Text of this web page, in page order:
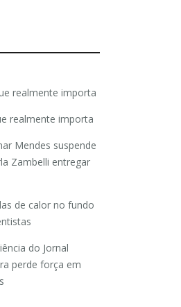
realmente importa
realmente importa
Mendes suspende
Zambelli entregar
de calor no fundo
do Jornal
perde força em